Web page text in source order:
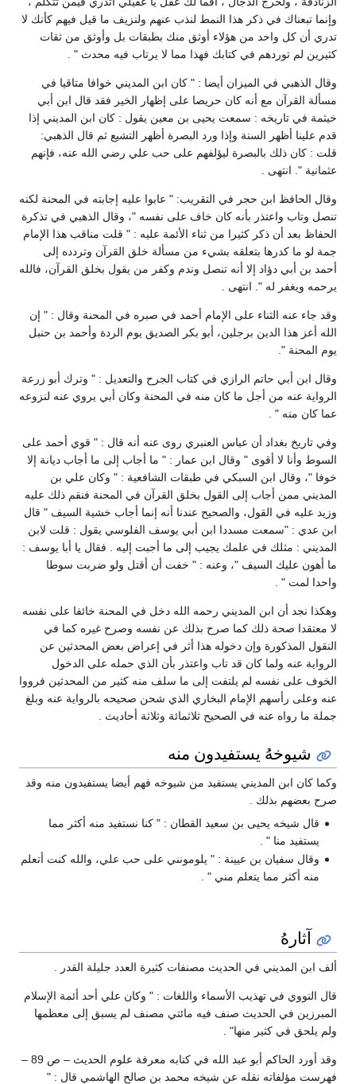
وإنما تبعناك في ذكر هذا النمط لنذب عنهم ولنزيف ما قيل فيهم كأنك لا
تدري أن كل واحد من هؤلاء أوثق منك بطبقات بل وأوثق من ثقات
كثيرين لم توردهم في كتابك فهذا مما لا يرتاب فيه محدث " .
وقال الذهبي في الميزان أيضا : " كان ابن المديني خوافا متاقيا في
مسألة القرآن مع أنه كان حريصا على إظهار الخير فقد قال ابن أبي
خيثمة في تاريخه : سمعت يحيى بن معين يقول : كان ابن المديني إذا
قدم علينا أظهر السنة وإذا ورد البصرة أظهر التشيع ثم قال الذهبي:
قلت : كان ذلك بالبصرة ليؤلفهم على حب علي رضي الله عنه، فإنهم
عثمانية ". انتهى .
وقال الحافظ ابن حجر في التقريب: " عابوا عليه إجابته في المحنة لكنه
تنصل وتاب واعتذر بأنه كان خاف على نفسه "، وقال الذهبي في تذكرة
الحفاظ بعد أن ذكر كثيرا من ثناء الأئمة عليه : " قلت مناقب هذا الإمام
جمة لو ما كدرها بتعلقه بشيء من مسألة خلق القرآن وتردده إلى
أحمد بن أبي دؤاد إلا أنه تنصل وندم وكفر من يقول بخلق القرآن، فالله
يرحمه ويغفر له ". انتهى .
وقد جاء عنه الثناء على الإمام أحمد في صبره في المحنة وقال : " إن
الله أعز هذا الدين برجلين، أبو بكر الصديق يوم الردة وأحمد بن حنبل
يوم المحنة ".
وقال ابن أبي حاتم الرازي في كتاب الجرح والتعديل : " وترك أبو زرعة
الرواية عنه من أجل ما كان منه في المحنة وكان أبي يروي عنه لنزوعه
عما كان منه " .
وفي تاريخ بغداد أن عباس العنبري روى عنه أنه قال : " قوي أحمد على
السوط وأنا لا أقوى " وقال ابن عمار : " ما أجاب إلى ما أجاب ديانة إلا
خوفا "، وقال ابن السبكي في طبقات الشافعية : " وكان علي بن
المديني ممن أجاب إلى القول بخلق القرآن في المحنة فنقم ذلك عليه
وزيد عليه في القول، والصحيح عندنا أنه إنما أجاب خشية السيف " قال
ابن عدي : "سمعت مسددا ابن أبي يوسف الفلوسي يقول : قلت لابن
المديني : مثلك في علمك يجيب إلى ما أجبت إليه . فقال يا أبا يوسف :
ما أهون عليك السيف "، وعنه : " خفت أن أقتل ولو ضربت سوطا
واحدا لمت " .
وهكذا نجد أن ابن المديني رحمه الله دخل في المحنة خائفا على نفسه
لا معتقدا صحة ذلك كما صرح بذلك عن نفسه وصرح غيره كما في
النقول المذكورة وإن دخوله هذا أثر في إعراض بعض المحدثين عن
الرواية عنه ولما كان قد تاب واعتذر بأن الذي حمله على الدخول
الخوف على نفسه لم يلتفت إلى ما سلف منه كثير من المحدثين فرووا
عنه وعلى رأسهم الإمام البخاري الذي شحن صحيحه بالرواية عنه وبلغ
جملة ما رواه عنه في الصحيح ثلاثمائة وثلاثة أحاديث .
شيوخهُ يستفيدون منه
وكما كان ابن المديني يستفيد من شيوخه فهم أيضا يستفيدون منه وقد
صرح بعضهم بذلك .
قال شيخه يحيى بن سعيد القطان : " كنا نستفيد منه أكثر مما
يستفيد منا " .
وقال سفيان بن عيينة : " يلومونني على حب علي، والله كنت أتعلم
منه أكثر مما يتعلم مني " .
آثارهُ
ألف ابن المديني في الحديث مصنفات كثيرة العدد جليلة القدر .
قال النووي في تهذيب الأسماء واللغات : " وكان علي أحد أئمة الإسلام
المبرزين في الحديث صنف فيه مائتي مصنف لم يسبق إلى معظمها
ولم يلحق في كثير منها" .
وقد أورد الحاكم أبو عبد الله في كتابه معرفة علوم الحديث – ص 89 –
فهرست مؤلفاته نقله عن شيخه محمد بن صالح الهاشمي قال : "